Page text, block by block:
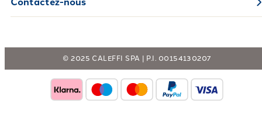
Contactez-nous
© 2025 CALEFFI SPA | P.I. 00154130207